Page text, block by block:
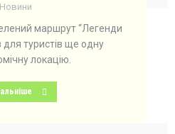
Новини
маршрут “Легенди
для туристів ще одну
локацію.